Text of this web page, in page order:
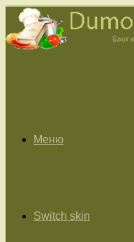
Меню
Switch skin